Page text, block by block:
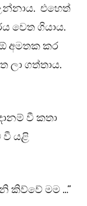
එහෙත්
වෙත ගියාය.
අමතක කර
ලා ගත්තාය.
වී කතා
වී යළි
කිව්වේ මම …”